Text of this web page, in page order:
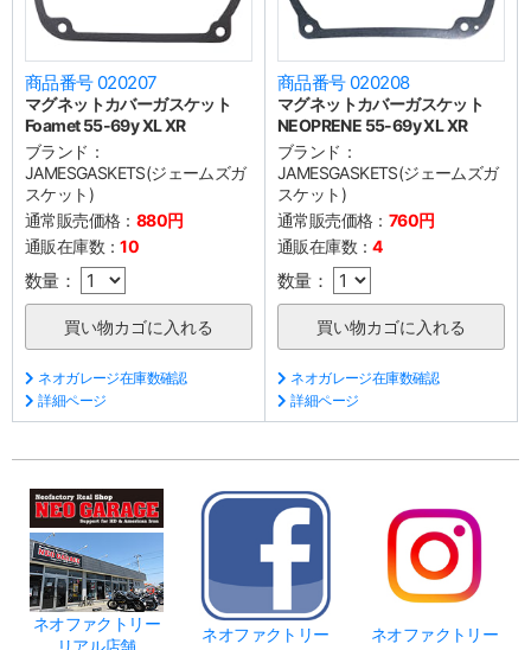
商品番号 020207
マグネットカバーガスケット
Foamet 55-69y XL XR
ブランド：
JAMESGASKETS(ジェームズガ
スケット)
通常販売価格： 880円
通販在庫数：10
数量：
ネオガレージ在庫数確認
詳細ページ
商品番号 020208
マグネットカバーガスケット
NEOPRENE 55-69y XL XR
ブランド：
JAMESGASKETS(ジェームズガ
スケット)
通常販売価格： 760円
通販在庫数：4
数量：
ネオガレージ在庫数確認
詳細ページ
ネオファクトリー
ネオファクトリー
ネオファクトリー